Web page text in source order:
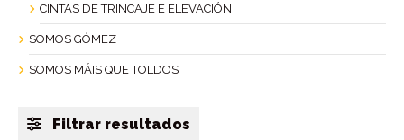
CINTAS DE TRINCAJE E ELEVACIÓN
SOMOS GÓMEZ
SOMOS MÁIS QUE TOLDOS
Filtrar resultados